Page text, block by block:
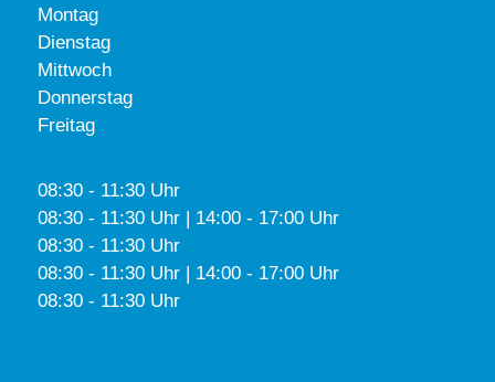
Montag
Dienstag
Mittwoch
Donnerstag
Freitag
08:30 - 11:30 Uhr
08:30 - 11:30 Uhr | 14:00 - 17:00 Uhr
08:30 - 11:30 Uhr
08:30 - 11:30 Uhr | 14:00 - 17:00 Uhr
08:30 - 11:30 Uhr